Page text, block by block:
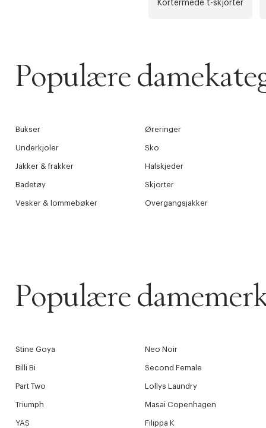
Kortermede t-skjorter
Populære
Bukser Øreringer
Underkjoler Sko
Jakker & frakker Halskjeder
Badetøy Skjorter
Vesker & lommebøker Overgangsjakker
Populære
Stine Goya Neo Noir
Billi Bi Second Female
Part Two Lollys Laundry
Triumph Masai Copenhagen
YAS Filippa K